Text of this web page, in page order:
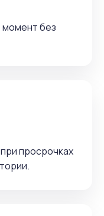
без
просрочках